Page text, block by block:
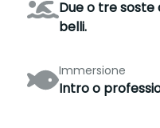
Due o tre soste
belli.
Immersione
Intro o